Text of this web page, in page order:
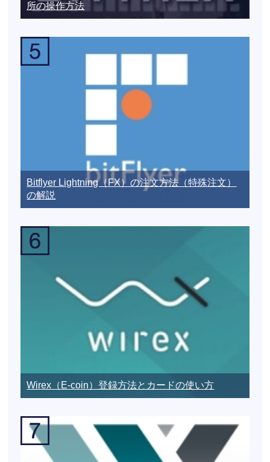
所の操作方法
Bitflyer Lightning（FX）の注文方法（特殊注文）
の解説
Wirex（E-coin）登録方法とカードの使い方